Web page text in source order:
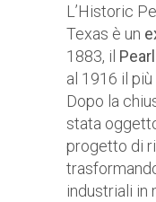
L’Historic
Texas è un
1883, il
al 1916 il
Dopo la
stata
progetto di
industriali in